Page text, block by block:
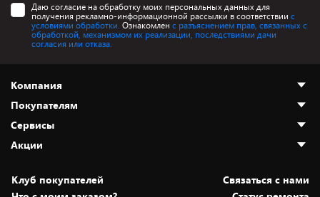
Даю согласие на обработку моих персональных данных для
получения рекламно-информационной рассылки в соответствии с
условиями обработки. Ознакомлен с разъяснением прав, связанных с
обработкой, механизмом их реализации, последствиями дачи
согласия или отказа.
Компания
О нас
Адреса магазинов
Новости
Статьи и обзоры
Вакансии
Покупателям
Как сделать заказ
Оплата и доставка
Безналичный расчёт
Обмен и возврат товара
Сервисы
Установка техники
Для игровых консолей
Акции
Скидки и промокоды
Белорусские товары
Клуб покупателей
Cвязаться с нами